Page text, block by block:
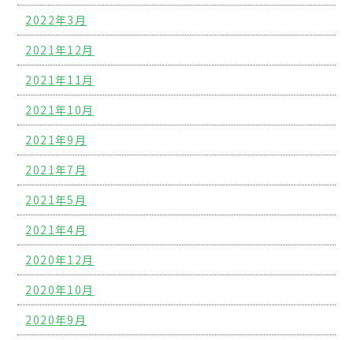
2022年3月
2021年12月
2021年11月
2021年10月
2021年9月
2021年7月
2021年5月
2021年4月
2020年12月
2020年10月
2020年9月